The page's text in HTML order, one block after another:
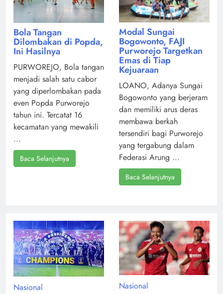
Bola Tangan
Dilombakan di Popda,
Ini Hasilnya
PURWOREJO, Bola tangan
menjadi salah satu cabor
yang diperlombakan pada
even Popda Purworejo
tahun ini. Tercatat 16
kecamatan yang mewakili
...
Baca Selanjutnya
Modal Sungai
Bogowonto, FAJI
Purworejo Targetkan
Emas di Tiap
Kejuaraan
LOANO, Adanya Sungai
Bogowonto yang berjeram
dan memiliki arus deras
membawa berkah
tersendiri bagi Purworejo
yang tergabung dalam
Federasi Arung ...
Baca Selanjutnya
Nasional Nasional